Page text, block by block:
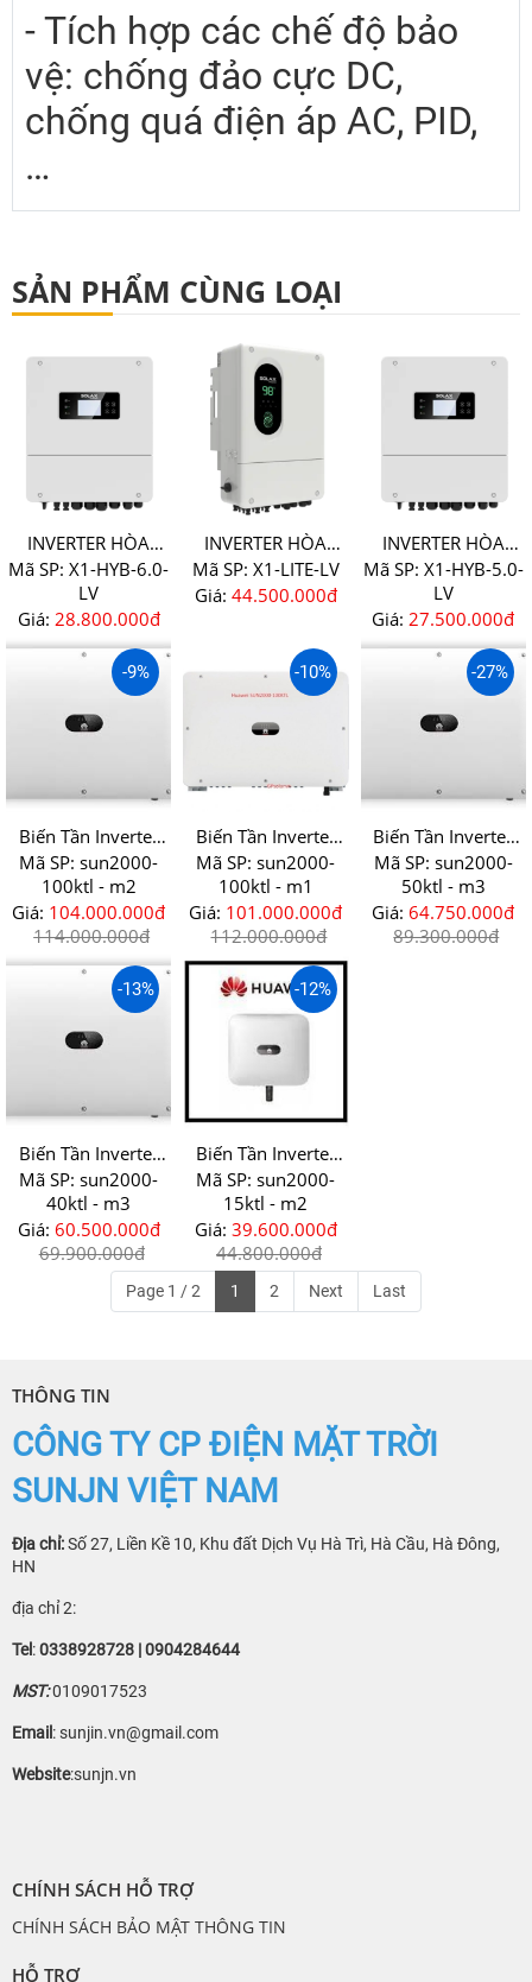
- Tích hợp các chế độ bảo
vệ: chống đảo cực DC,
chống quá điện áp AC, PID,
…
SẢN PHẨM CÙNG LOẠI
INVERTER HÒA
LƯỚI CÓ LƯU TRỮ
SOLAX ÁP THẤP X1-
HYB-6.0-LV
Mã SP:X1-HYB-6.0-
LV
Giá: 28.800.000đ
INVERTER HÒA
LƯỚI CÓ LƯU TRỮ
SOLAX X1-LITE-LV 1
Mã SP: X1-LITE-LV
Giá: 44.500.000đ
INVERTER HÒA
LƯỚI CÓ LƯU TRỮ
SOLAX ÁP THẤP X1-
HYB-5.0-LV
Mã SP: X1-HYB-5.0-
LV
Giá: 27.500.000đ
-9%
Biến Tần Inverter
Huawei 100ktl - M2
( AFCI )
Mã SP:sun2000-
100ktl - m2
Giá: 104.000.000đ
114.000.000đ
-10%
Biến Tần Inverter
Huawei 100ktl - M1
Mã SP:sun2000-
100ktl - m1
Giá: 101.000.000đ
112.000.000đ
-27%
Biến Tần Inverter
Huawei 50ktl - M3
Mã SP: sun2000-
50ktl - m3
Giá:64.750.000đ
89.300.000đ
-13%
Biến Tần Inverter
Huawei 40ktl - M3
Mã SP:sun2000-
40ktl - m3
Giá: 60.500.000đ
69.900.000đ
-12%
Biến Tần Inverter
Huawei 15ktl - M0
Mã SP:sun2000-
15ktl - m2
Giá: 39.600.000đ
44.800.000đ
Page 1 / 2 1 2 Next Last
THÔNG TIN
CÔNG TY CP ĐIỆN MẶT TRỜI
SUNJN VIỆT NAM
Địa chỉ:Số 27, Liền Kề 10, Khu đất Dịch Vụ Hà Trì, Hà Cầu, Hà Đông,
HN
địa chỉ 2:
Tel:0338928728 | 0904284644
MST:0109017523
Email: sunjin.vn@gmail.com
Website:sunjn.vn
CHÍNH SÁCH HỖ TRỢ
CHÍNH SÁCH BẢO MẬT THÔNG TIN
HỖ TRỢ